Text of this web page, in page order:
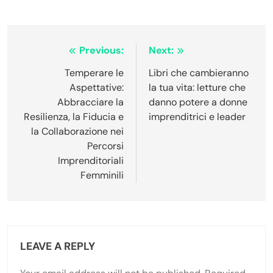
navigation
Previous:
Temperare le
Aspettative:
Abbracciare la
Resilienza, la Fiducia e
la Collaborazione nei
Percorsi
Imprenditoriali
Femminili
Next:
Libri che cambieranno
la tua vita: letture che
danno potere a donne
imprenditrici e leader
LEAVE A REPLY